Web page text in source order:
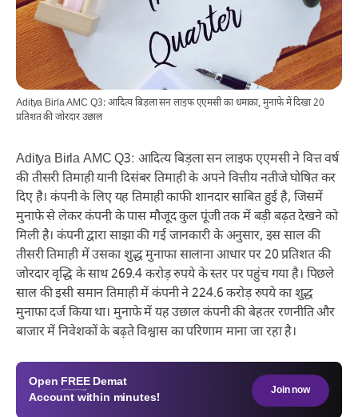
Aditya Birla AMC Q3: आदित्य बिड़ला सन लाइफ एएमसी का धमाका, मुनाफे में दिखा 20
प्रतिशत की जोरदार उछाल
Aditya Birla AMC Q3: आदित्य बिड़ला सन लाइफ एएमसी ने वित्त वर्ष
की तीसरी तिमाही यानी दिसंबर तिमाही के अपने वित्तीय नतीजे घोषित कर
दिए है। कंपनी के लिए यह तिमाही काफी शानदार साबित हुई है, जिसमें
मुनाफे से लेकर कंपनी के पास मौजूद कुल पूंजी तक में बड़ी बढ़त देखने को
मिली है। कंपनी द्वारा साझा की गई जानकारी के अनुसार, इस साल की
तीसरी तिमाही में उसका शुद्ध मुनाफा सालाना आधार पर 20 प्रतिशत की
जोरदार वृद्धि के साथ 269.4 करोड़ रुपये के स्तर पर पहुंच गया है। पिछले
साल की इसी समान तिमाही में कंपनी ने 224.6 करोड़ रुपये का शुद्ध
मुनाफा दर्ज किया था। मुनाफे में यह उछाल कंपनी की बेहतर रणनीति और
बाजार में निवेशकों के बढ़ते विश्वास का परिणाम माना जा रहा है।
Open FREE Demat
Account within minutes!
Join now